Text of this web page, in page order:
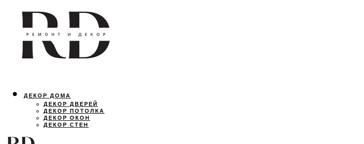
ДЕКОР ДОМА
ДЕКОР ДВЕРЕЙ
ДЕКОР ПОТОЛКА
ДЕКОР ОКОН
ДЕКОР СТЕН
ОСВЕЩЕНИЕ